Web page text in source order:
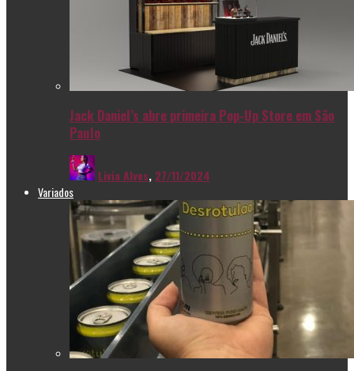
Jack Daniel’s abre primeira Pop-Up Store em São
Paulo
Livia Alves, 27/11/2024
Variados